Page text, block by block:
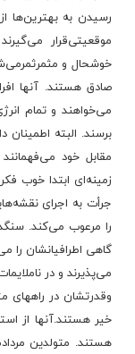
رسیدن‌ به‌ بهترین‌ها
موقعیتی‌قرار
خوشحال‌ و
صادق‌ هستند. آنها
می‌خواهند و تمام‌
برسند. البته‌
مقابل‌ خود
زمینه‌ای‌ ابتدا خوب‌
جرأت‌ به‌ اجرای‌
را مرعوب‌ می‌کند.
گاهی‌ اطرافیانشان‌ را
می‌پذیرند و در
وقدرتشان‌ در راههای‌
خیر هستند.آنها از
هستند. متولدین‌